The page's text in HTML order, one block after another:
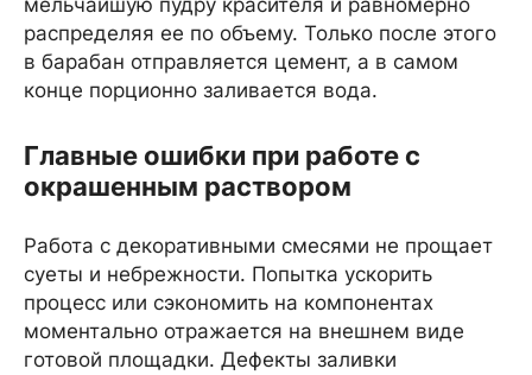
мельчайшую пудру красителя и равномерно
распределяя ее по объему. Только после этого
в барабан отправляется цемент, а в самом
конце порционно заливается вода.
Главные ошибки при работе с
окрашенным раствором
Работа с декоративными смесями не прощает
суеты и небрежности. Попытка ускорить
процесс или сэкономить на компонентах
моментально отражается на внешнем виде
готовой площадки. Дефекты заливки